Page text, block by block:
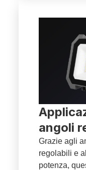
angoli
Grazie agli
regolabili e
potenza,